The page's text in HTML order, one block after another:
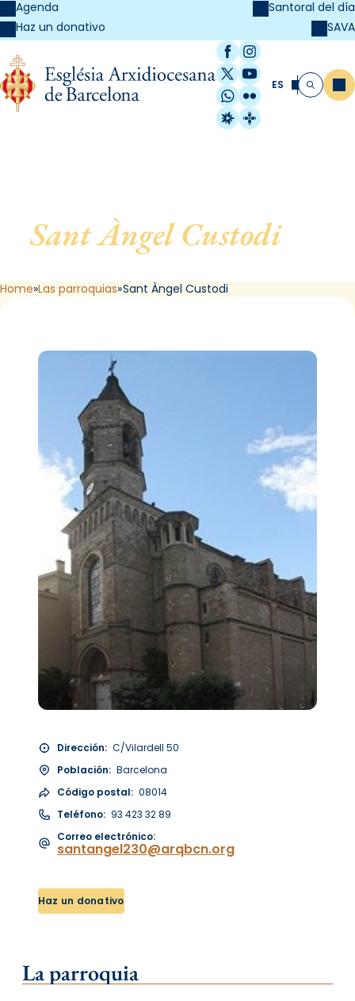
Agenda
Haz un donativo
Santoral del día
SAVA
Facebook
Instagram
X / Twitter
YouTube
WhatsApp
Flickr
Radio Estel
Catalunya
ES Buscar
Sant Àngel Custodi, de
Barcelona
Home Las parroquias Sant Àngel Custodi
Dirección: C/Vilardell 50
Población: Barcelona
Código postal: 08014
Teléfono: 93 423 32 89
Correo electrónico:
santangel230@arqbcn.org
Haz un donativo
La parroquia